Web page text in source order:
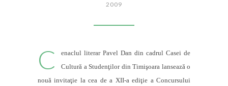
2009
C
enaclul literar Pavel Dan din cadrul Casei de
Cultură a Studenţilor din Timişoara lansează o
nouă invitaţie la cea de a XII-a ediţie a Concursului